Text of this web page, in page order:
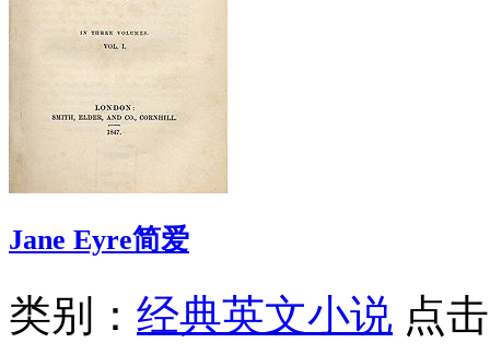
Jane Eyre简爱
类别： 经典英文小说 点